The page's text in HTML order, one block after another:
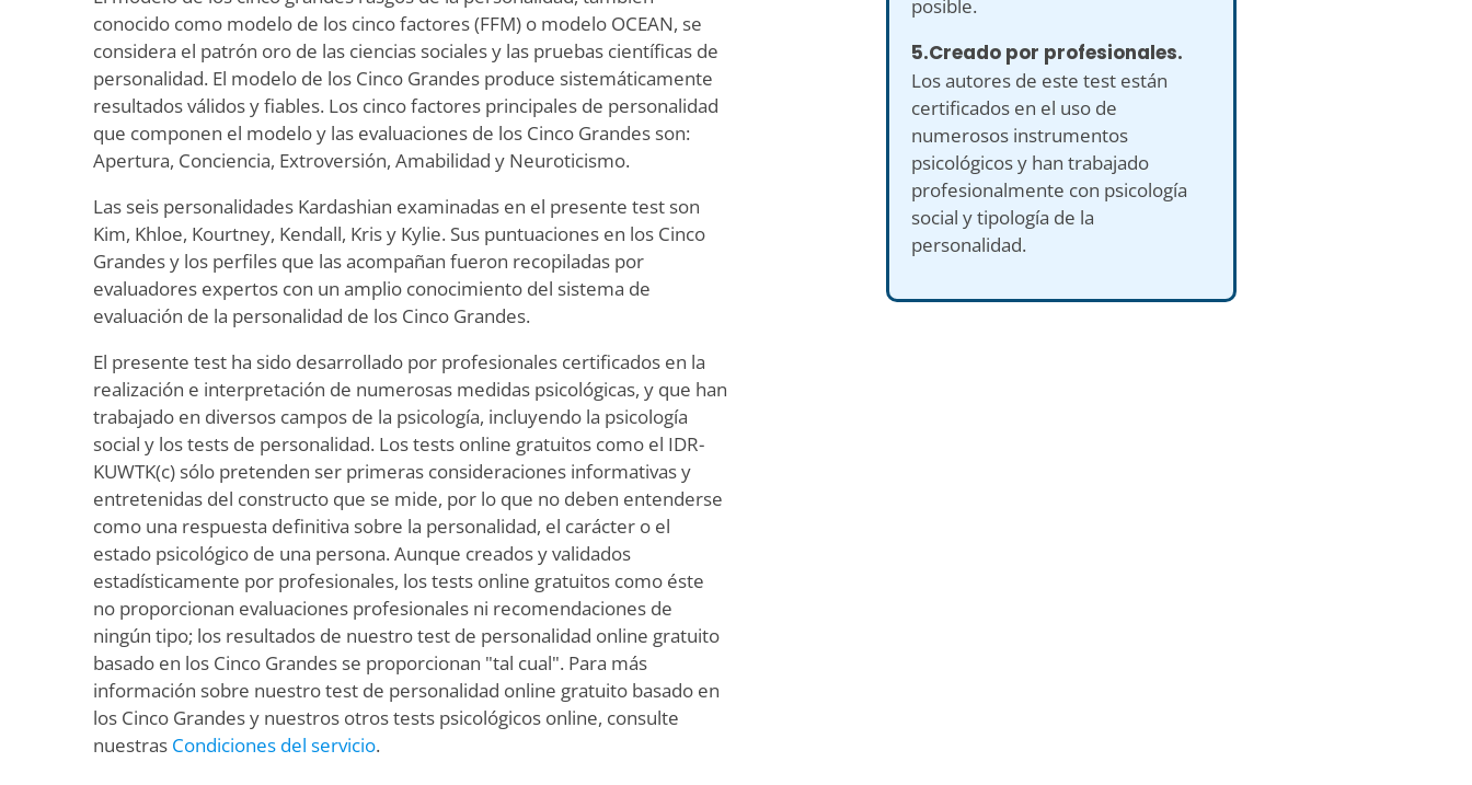
conocido como modelo de los cinco factores (FFM) o modelo OCEAN, se
considera el patrón oro de las ciencias sociales y las pruebas científicas de
personalidad. El modelo de los Cinco Grandes produce sistemáticamente
resultados válidos y fiables. Los cinco factores principales de personalidad
que componen el modelo y las evaluaciones de los Cinco Grandes son:
Apertura, Conciencia, Extroversión, Amabilidad y Neuroticismo.
Las seis personalidades Kardashian examinadas en el presente test son
Kim, Khloe, Kourtney, Kendall, Kris y Kylie. Sus puntuaciones en los Cinco
Grandes y los perfiles que las acompañan fueron recopiladas por
evaluadores expertos con un amplio conocimiento del sistema de
evaluación de la personalidad de los Cinco Grandes.
El presente test ha sido desarrollado por profesionales certificados en la
realización e interpretación de numerosas medidas psicológicas, y que han
trabajado en diversos campos de la psicología, incluyendo la psicología
social y los tests de personalidad. Los tests online gratuitos como el IDR-
KUWTK(c) sólo pretenden ser primeras consideraciones informativas y
entretenidas del constructo que se mide, por lo que no deben entenderse
como una respuesta definitiva sobre la personalidad, el carácter o el
estado psicológico de una persona. Aunque creados y validados
estadísticamente por profesionales, los tests online gratuitos como éste
no proporcionan evaluaciones profesionales ni recomendaciones de
ningún tipo; los resultados de nuestro test de personalidad online gratuito
basado en los Cinco Grandes se proporcionan "tal cual". Para más
información sobre nuestro test de personalidad online gratuito basado en
los Cinco Grandes y nuestros otros tests psicológicos online, consulte
nuestras Condiciones del servicio.
posible.
5.Creado por profesionales.
Los autores de este test están
certificados en el uso de
numerosos instrumentos
psicológicos y han trabajado
profesionalmente con psicología
social y tipología de la
personalidad.